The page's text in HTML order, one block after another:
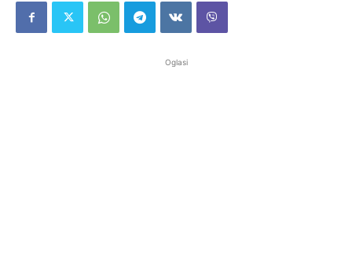
Oglasi